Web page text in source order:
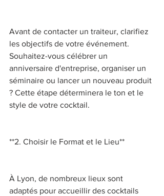
Avant de contacter un traiteur, clarifiez
les objectifs de votre événement.
Souhaitez-vous célébrer un
anniversaire d'entreprise, organiser un
séminaire ou lancer un nouveau produit
? Cette étape déterminera le ton et le
style de votre cocktail.
**2. Choisir le Format et le Lieu**
À Lyon, de nombreux lieux sont
adaptés pour accueillir des cocktails